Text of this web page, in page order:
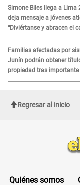
Simone Biles llega a Lima
deja mensaje a jóvenes
“Diviértanse y abracen el
Familias afectadas por
Junín podrán obtener
propiedad tras importante
de Cofopri
Regresar al inicio
Quiénes somos